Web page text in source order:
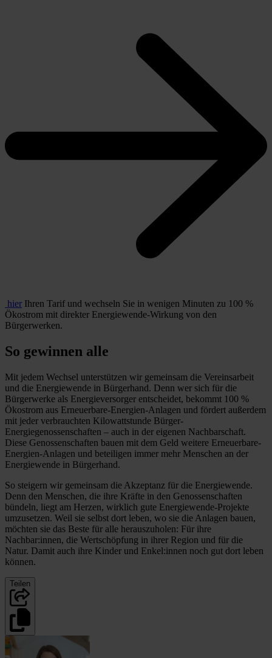
hier Ihren Tarif und wechseln Sie in wenigen Minuten zu 100 %
Ökostrom mit direkter Energiewende-Wirkung von den
Bürgerwerken.
So gewinnen alle
Mit jedem Wechsel unterstützen wir gemeinsam die Vereinsarbeit
und die Energiewende in Bürgerhand. Denn wer sich für die
Bürgerwerke als Energieversorger entscheidet, bekommt 100 %
Ökostrom aus Erneuerbare-Energien-Anlagen und fördert außerdem
mit jeder verbrauchten Kilowattstunde Bürger-
Energiegenossenschaften – auch in der eigenen Nachbarschaft.
Diese Genossenschaften bauen mit dem Geld weitere Erneuerbare-
Energien-Anlagen und beteiligen immer mehr Menschen an der
Energiewende in Bürgerhand.
So steigern wir gemeinsam die Akzeptanz für die Energiewende.
Denn den Menschen, die ihre Kräfte in den Genossenschaften
bündeln, liegt am Herzen, wirklich gute Energiewende-Projekte
umzusetzen. Weil sie selbst dort leben, wo sie die Anlagen bauen,
möchten sie das Beste für alle herauszuholen: Für ihre
Nachbar:innen, die Wertschöpfung in ihrer Region und für die
Natur. Damit auch ihre Kinder und Enkel:innen noch gut dort leben
können.
Teilen